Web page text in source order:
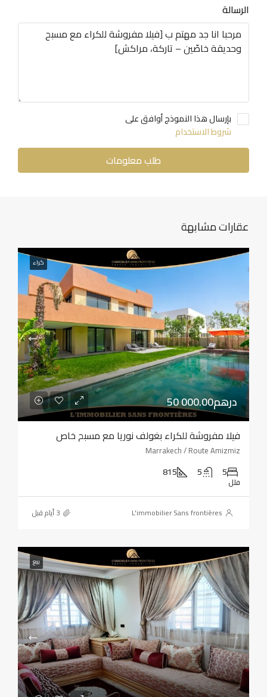
الرسالة
بإرسال هذا النموذج أوافق على
شروط الاستخدام
طلب معلومات
عقارات مشابهة
كراء
50 000.00درهم
فيلا مفروشة للكراء بغولف نوريا مع مسبح خاص
Marrakech / Route Amizmiz
5
5
815
فلل
L'immobilier Sans frontières
بيع